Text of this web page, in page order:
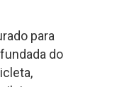
para
do